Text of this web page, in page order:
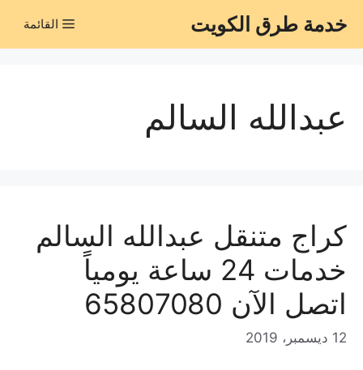
إلى
المحتوى
خدمة طرق الكويت القائمة
عبدالله السالم
كراج متنقل عبدالله السالم
خدمات 24 ساعة يومياً
اتصل الآن 65807080
12 ديسمبر، 2019